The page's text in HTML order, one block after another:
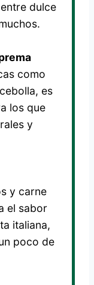
dulce
como
es
los que
y
y carne
el sabor
italiana,
poco de